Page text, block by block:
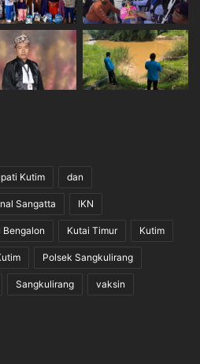
Kutim dan
Sangatta IKN
Bengalon Kutai Timur Kutim
Polsek Sangkulirang
Sangkulirang vaksin